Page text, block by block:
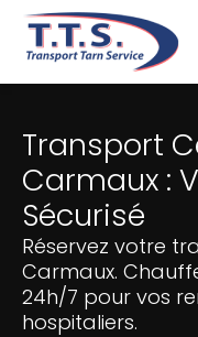
Aller
Transport
Carmaux :
Sécurisé
Réservez votre
Carmaux.
24h/7 pour vos
hospitaliers.